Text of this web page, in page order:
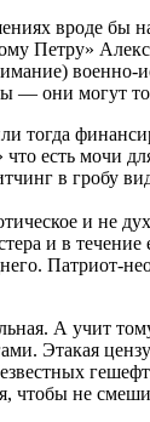
вроде бы
Петру»
военно-
— они могут
тогда
что есть мочи
в гробу
и не
и в
Патриот-
А учит
Этакая
чтобы не